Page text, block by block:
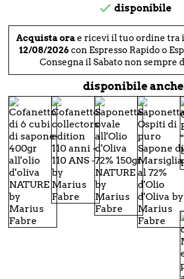
 disponibile
Acquista orae ricevi il tuo ordine tra
12/08/2026con Espresso Rapido o
Consegna il Sabato non sempre
disponibile